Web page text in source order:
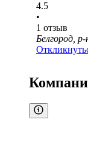
4.5
•
1 отзыв
Белгород,